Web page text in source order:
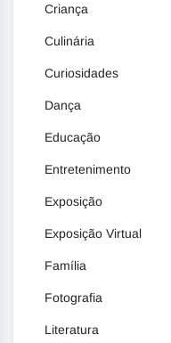
Criança
Culinária
Curiosidades
Dança
Educação
Entretenimento
Exposição
Exposição Virtual
Família
Fotografia
Literatura